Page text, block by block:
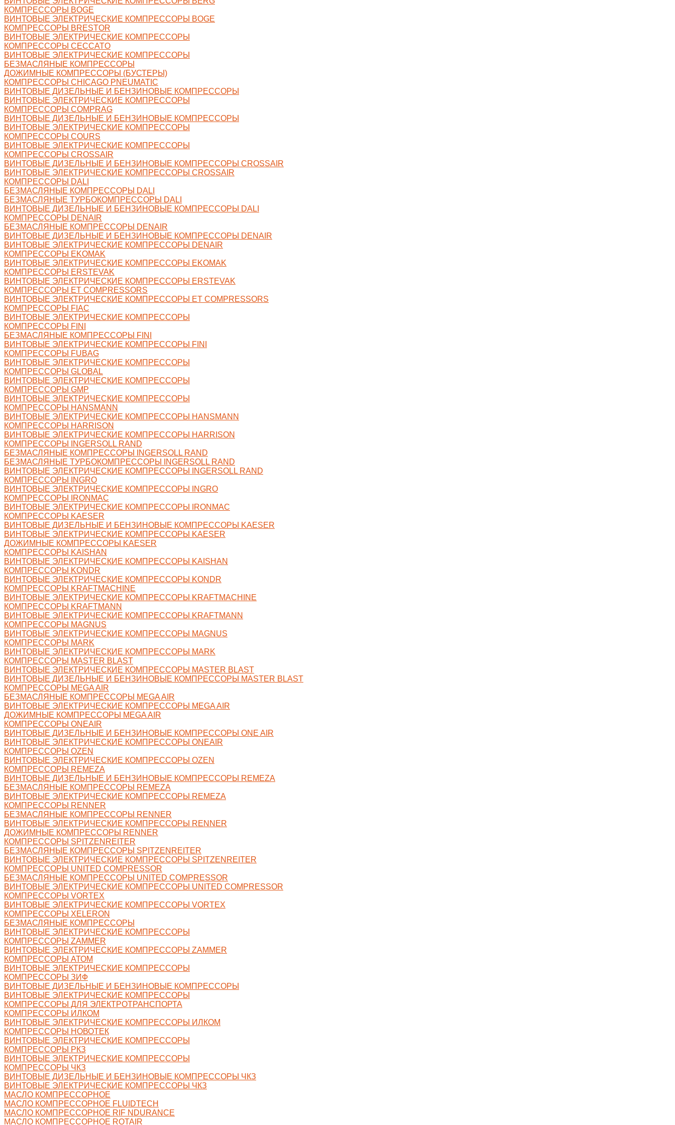
КОМПРЕССОРЫ BOGE
ВИНТОВЫЕ ЭЛЕКТРИЧЕСКИЕ КОМПРЕССОРЫ BOGE
КОМПРЕССОРЫ BRESTOR
ВИНТОВЫЕ ЭЛЕКТРИЧЕСКИЕ КОМПРЕССОРЫ
КОМПРЕССОРЫ CECCATO
ВИНТОВЫЕ ЭЛЕКТРИЧЕСКИЕ КОМПРЕССОРЫ
БЕЗМАСЛЯНЫЕ КОМПРЕССОРЫ
ДОЖИМНЫЕ КОМПРЕССОРЫ (БУСТЕРЫ)
КОМПРЕССОРЫ CHICAGO PNEUMATIC
ВИНТОВЫЕ ДИЗЕЛЬНЫЕ И БЕНЗИНОВЫЕ КОМПРЕССОРЫ
ВИНТОВЫЕ ЭЛЕКТРИЧЕСКИЕ КОМПРЕССОРЫ
КОМПРЕССОРЫ COMPRAG
ВИНТОВЫЕ ДИЗЕЛЬНЫЕ И БЕНЗИНОВЫЕ КОМПРЕССОРЫ
ВИНТОВЫЕ ЭЛЕКТРИЧЕСКИЕ КОМПРЕССОРЫ
КОМПРЕССОРЫ COURS
ВИНТОВЫЕ ЭЛЕКТРИЧЕСКИЕ КОМПРЕССОРЫ
КОМПРЕССОРЫ CROSSAIR
ВИНТОВЫЕ ДИЗЕЛЬНЫЕ И БЕНЗИНОВЫЕ КОМПРЕССОРЫ CROSSAIR
ВИНТОВЫЕ ЭЛЕКТРИЧЕСКИЕ КОМПРЕССОРЫ CROSSAIR
КОМПРЕССОРЫ DALI
БЕЗМАСЛЯНЫЕ КОМПРЕССОРЫ DALI
БЕЗМАСЛЯНЫЕ ТУРБОКОМПРЕССОРЫ DALI
ВИНТОВЫЕ ДИЗЕЛЬНЫЕ И БЕНЗИНОВЫЕ КОМПРЕССОРЫ DALI
КОМПРЕССОРЫ DENAIR
БЕЗМАСЛЯНЫЕ КОМПРЕССОРЫ DENAIR
ВИНТОВЫЕ ДИЗЕЛЬНЫЕ И БЕНЗИНОВЫЕ КОМПРЕССОРЫ DENAIR
ВИНТОВЫЕ ЭЛЕКТРИЧЕСКИЕ КОМПРЕССОРЫ DENAIR
КОМПРЕССОРЫ EKOMAK
ВИНТОВЫЕ ЭЛЕКТРИЧЕСКИЕ КОМПРЕССОРЫ EKOMAK
КОМПРЕССОРЫ ERSTEVAK
ВИНТОВЫЕ ЭЛЕКТРИЧЕСКИЕ КОМПРЕССОРЫ ERSTEVAK
КОМПРЕССОРЫ ET COMPRESSORS
ВИНТОВЫЕ ЭЛЕКТРИЧЕСКИЕ КОМПРЕССОРЫ ET COMPRESSORS
КОМПРЕССОРЫ FIAC
ВИНТОВЫЕ ЭЛЕКТРИЧЕСКИЕ КОМПРЕССОРЫ
КОМПРЕССОРЫ FINI
БЕЗМАСЛЯНЫЕ КОМПРЕССОРЫ FINI
ВИНТОВЫЕ ЭЛЕКТРИЧЕСКИЕ КОМПРЕССОРЫ FINI
КОМПРЕССОРЫ FUBAG
ВИНТОВЫЕ ЭЛЕКТРИЧЕСКИЕ КОМПРЕССОРЫ
КОМПРЕССОРЫ GLOBAL
ВИНТОВЫЕ ЭЛЕКТРИЧЕСКИЕ КОМПРЕССОРЫ
КОМПРЕССОРЫ GMP
ВИНТОВЫЕ ЭЛЕКТРИЧЕСКИЕ КОМПРЕССОРЫ
КОМПРЕССОРЫ HANSMANN
ВИНТОВЫЕ ЭЛЕКТРИЧЕСКИЕ КОМПРЕССОРЫ HANSMANN
КОМПРЕССОРЫ HARRISON
ВИНТОВЫЕ ЭЛЕКТРИЧЕСКИЕ КОМПРЕССОРЫ HARRISON
КОМПРЕССОРЫ INGERSOLL RAND
БЕЗМАСЛЯНЫЕ КОМПРЕССОРЫ INGERSOLL RAND
БЕЗМАСЛЯНЫЕ ТУРБОКОМПРЕССОРЫ INGERSOLL RAND
ВИНТОВЫЕ ЭЛЕКТРИЧЕСКИЕ КОМПРЕССОРЫ INGERSOLL RAND
КОМПРЕССОРЫ INGRO
ВИНТОВЫЕ ЭЛЕКТРИЧЕСКИЕ КОМПРЕССОРЫ INGRO
КОМПРЕССОРЫ IRONMAC
ВИНТОВЫЕ ЭЛЕКТРИЧЕСКИЕ КОМПРЕССОРЫ IRONMAC
КОМПРЕССОРЫ KAESER
ВИНТОВЫЕ ДИЗЕЛЬНЫЕ И БЕНЗИНОВЫЕ КОМПРЕССОРЫ KAESER
ВИНТОВЫЕ ЭЛЕКТРИЧЕСКИЕ КОМПРЕССОРЫ KAESER
ДОЖИМНЫЕ КОМПРЕССОРЫ KAESER
КОМПРЕССОРЫ KAISHAN
ВИНТОВЫЕ ЭЛЕКТРИЧЕСКИЕ КОМПРЕССОРЫ KAISHAN
КОМПРЕССОРЫ KONDR
ВИНТОВЫЕ ЭЛЕКТРИЧЕСКИЕ КОМПРЕССОРЫ KONDR
КОМПРЕССОРЫ KRAFTMACHINE
ВИНТОВЫЕ ЭЛЕКТРИЧЕСКИЕ КОМПРЕССОРЫ KRAFTMACHINE
КОМПРЕССОРЫ KRAFTMANN
ВИНТОВЫЕ ЭЛЕКТРИЧЕСКИЕ КОМПРЕССОРЫ KRAFTMANN
КОМПРЕССОРЫ MAGNUS
ВИНТОВЫЕ ЭЛЕКТРИЧЕСКИЕ КОМПРЕССОРЫ MAGNUS
КОМПРЕССОРЫ MARK
ВИНТОВЫЕ ЭЛЕКТРИЧЕСКИЕ КОМПРЕССОРЫ MARK
КОМПРЕССОРЫ MASTER BLAST
ВИНТОВЫЕ ЭЛЕКТРИЧЕСКИЕ КОМПРЕССОРЫ MASTER BLAST
ВИНТОВЫЕ ДИЗЕЛЬНЫЕ И БЕНЗИНОВЫЕ КОМПРЕССОРЫ MASTER BLAST
КОМПРЕССОРЫ MEGA AIR
БЕЗМАСЛЯНЫЕ КОМПРЕССОРЫ MEGA AIR
ВИНТОВЫЕ ЭЛЕКТРИЧЕСКИЕ КОМПРЕССОРЫ MEGA AIR
ДОЖИМНЫЕ КОМПРЕССОРЫ MEGA AIR
КОМПРЕССОРЫ ONEAIR
ВИНТОВЫЕ ДИЗЕЛЬНЫЕ И БЕНЗИНОВЫЕ КОМПРЕССОРЫ ONE AIR
ВИНТОВЫЕ ЭЛЕКТРИЧЕСКИЕ КОМПРЕССОРЫ ONEAIR
КОМПРЕССОРЫ OZEN
ВИНТОВЫЕ ЭЛЕКТРИЧЕСКИЕ КОМПРЕССОРЫ OZEN
КОМПРЕССОРЫ REMEZA
ВИНТОВЫЕ ДИЗЕЛЬНЫЕ И БЕНЗИНОВЫЕ КОМПРЕССОРЫ REMEZA
БЕЗМАСЛЯНЫЕ КОМПРЕССОРЫ REMEZA
ВИНТОВЫЕ ЭЛЕКТРИЧЕСКИЕ КОМПРЕССОРЫ REMEZA
КОМПРЕССОРЫ RENNER
БЕЗМАСЛЯНЫЕ КОМПРЕССОРЫ RENNER
ВИНТОВЫЕ ЭЛЕКТРИЧЕСКИЕ КОМПРЕССОРЫ RENNER
ДОЖИМНЫЕ КОМПРЕССОРЫ RENNER
КОМПРЕССОРЫ SPITZENREITER
БЕЗМАСЛЯНЫЕ КОМПРЕССОРЫ SPITZENREITER
ВИНТОВЫЕ ЭЛЕКТРИЧЕСКИЕ КОМПРЕССОРЫ SPITZENREITER
КОМПРЕССОРЫ UNITED COMPRESSOR
БЕЗМАСЛЯНЫЕ КОМПРЕССОРЫ UNITED COMPRESSOR
ВИНТОВЫЕ ЭЛЕКТРИЧЕСКИЕ КОМПРЕССОРЫ UNITED COMPRESSOR
КОМПРЕССОРЫ VORTEX
ВИНТОВЫЕ ЭЛЕКТРИЧЕСКИЕ КОМПРЕССОРЫ VORTEX
КОМПРЕССОРЫ XELERON
БЕЗМАСЛЯНЫЕ КОМПРЕССОРЫ
ВИНТОВЫЕ ЭЛЕКТРИЧЕСКИЕ КОМПРЕССОРЫ
КОМПРЕССОРЫ ZAMMER
ВИНТОВЫЕ ЭЛЕКТРИЧЕСКИЕ КОМПРЕССОРЫ ZAMMER
КОМПРЕССОРЫ АТОМ
ВИНТОВЫЕ ЭЛЕКТРИЧЕСКИЕ КОМПРЕССОРЫ
КОМПРЕССОРЫ ЗИФ
ВИНТОВЫЕ ДИЗЕЛЬНЫЕ И БЕНЗИНОВЫЕ КОМПРЕССОРЫ
ВИНТОВЫЕ ЭЛЕКТРИЧЕСКИЕ КОМПРЕССОРЫ
КОМПРЕССОРЫ ДЛЯ ЭЛЕКТРОТРАНСПОРТА
КОМПРЕССОРЫ ИЛКОМ
ВИНТОВЫЕ ЭЛЕКТРИЧЕСКИЕ КОМПРЕССОРЫ ИЛКОМ
КОМПРЕССОРЫ НОВОТЕК
ВИНТОВЫЕ ЭЛЕКТРИЧЕСКИЕ КОМПРЕССОРЫ
КОМПРЕССОРЫ РКЗ
ВИНТОВЫЕ ЭЛЕКТРИЧЕСКИЕ КОМПРЕССОРЫ
КОМПРЕССОРЫ ЧКЗ
ВИНТОВЫЕ ДИЗЕЛЬНЫЕ И БЕНЗИНОВЫЕ КОМПРЕССОРЫ ЧКЗ
ВИНТОВЫЕ ЭЛЕКТРИЧЕСКИЕ КОМПРЕССОРЫ ЧКЗ
МАСЛО КОМПРЕССОРНОЕ
МАСЛО КОМПРЕССОРНОЕ FLUIDTECH
МАСЛО КОМПРЕССОРНОЕ RIF NDURANCE
МАСЛО КОМПРЕССОРНОЕ ROTAIR